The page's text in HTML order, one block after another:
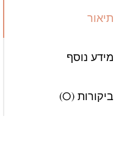
תיאור
מידע נוסף
ביקורות (0)